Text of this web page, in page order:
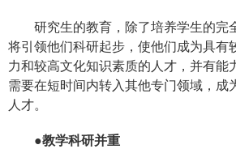
研究生的教育，除了培养学生的完
将引领他们科研起步，使他们成为具有
力和较高文化知识素质的人才，并有能
需要在短时间内转入其他专门领域，成
人才。
●教学科研并重